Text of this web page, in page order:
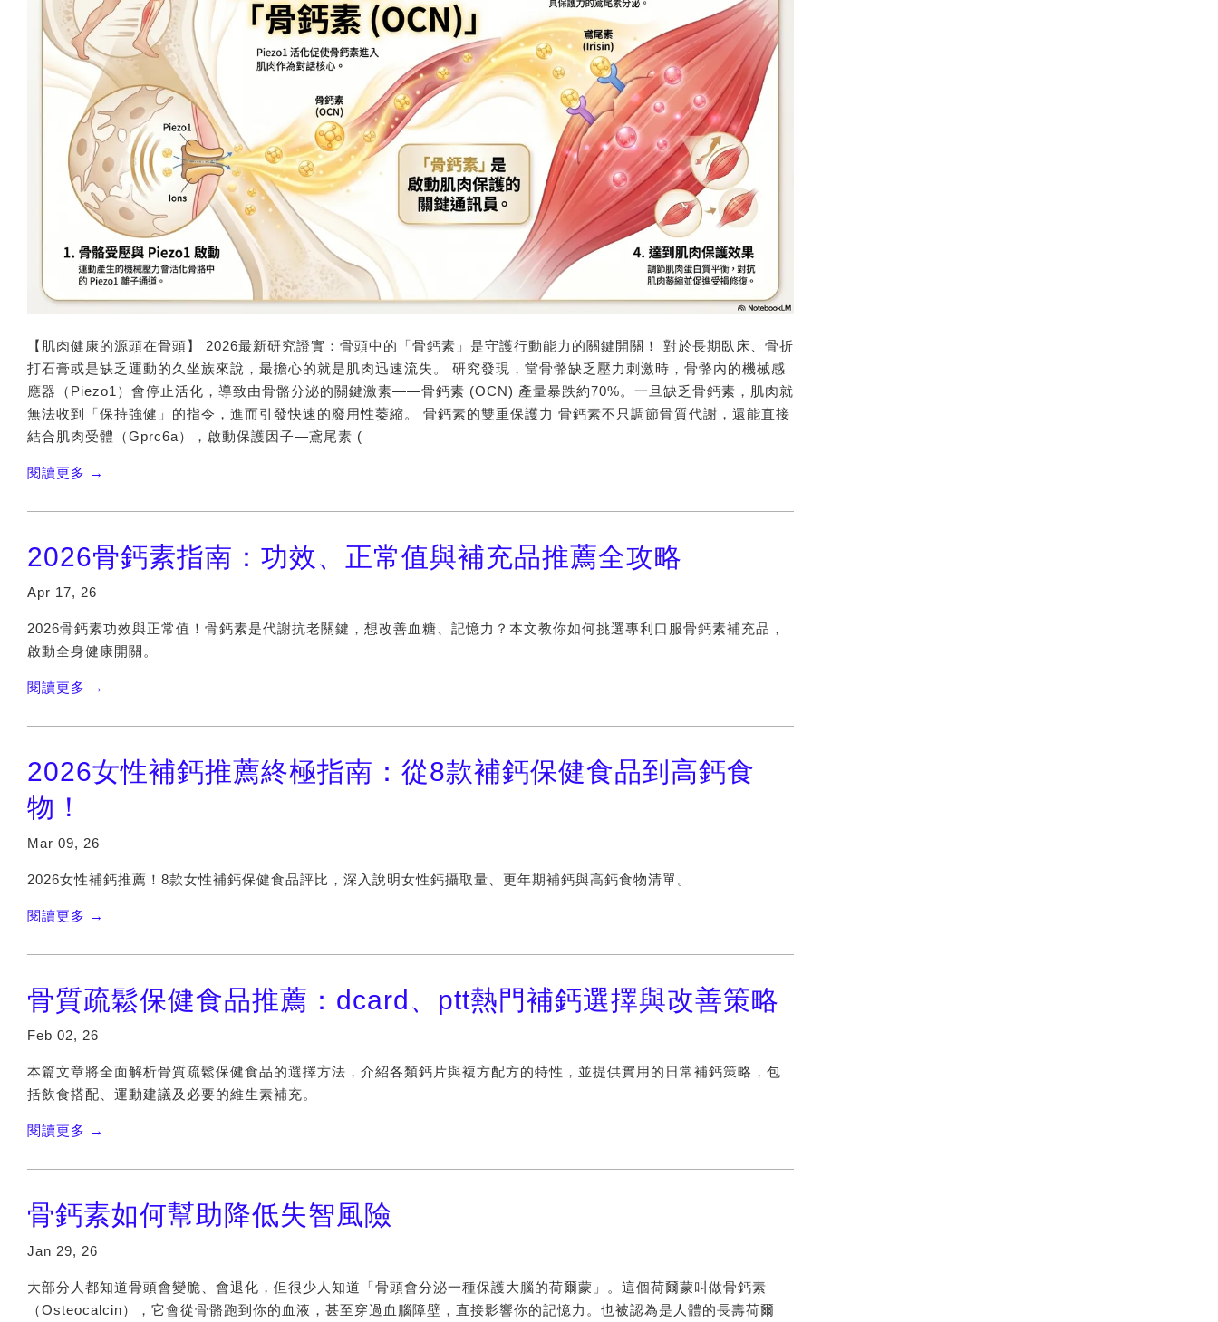
【肌肉健康的源頭在骨頭】 2026最新研究證實：骨頭中的「骨鈣素」是守護行動能力的關鍵開關！ 對於長期臥床、骨折
打石膏或是缺乏運動的久坐族來說，最擔心的就是肌肉迅速流失。 研究發現，當骨骼缺乏壓力刺激時，骨骼內的機械感
應器（Piezo1）會停止活化，導致由骨骼分泌的關鍵激素——骨鈣素 (OCN) 產量暴跌約70%。一旦缺乏骨鈣素，肌肉就
無法收到「保持強健」的指令，進而引發快速的廢用性萎縮。 骨鈣素的雙重保護力 骨鈣素不只調節骨質代謝，還能直接
結合肌肉受體（Gprc6a），啟動保護因子—鳶尾素 (
閱讀更多 →
2026骨鈣素指南：功效、正常值與補充品推薦全攻略
Apr 17, 26
2026骨鈣素功效與正常值！骨鈣素是代謝抗老關鍵，想改善血糖、記憶力？本文教你如何挑選專利口服骨鈣素補充品，
啟動全身健康開關。
閱讀更多 →
2026女性補鈣推薦終極指南：從8款補鈣保健食品到高鈣食
物！
Mar 09, 26
2026女性補鈣推薦！8款女性補鈣保健食品評比，深入說明女性鈣攝取量、更年期補鈣與高鈣食物清單。
閱讀更多 →
骨質疏鬆保健食品推薦：dcard、ptt熱門補鈣選擇與改善策略
Feb 02, 26
本篇文章將全面解析骨質疏鬆保健食品的選擇方法，介紹各類鈣片與複方配方的特性，並提供實用的日常補鈣策略，包
括飲食搭配、運動建議及必要的維生素補充。
閱讀更多 →
骨鈣素如何幫助降低失智風險
Jan 29, 26
大部分人都知道骨頭會變脆、會退化，但很少人知道「骨頭會分泌一種保護大腦的荷爾蒙」。這個荷爾蒙叫做骨鈣素
（Osteocalcin），它會從骨骼跑到你的血液，甚至穿過血腦障壁，直接影響你的記憶力。也被認為是人體的長壽荷爾